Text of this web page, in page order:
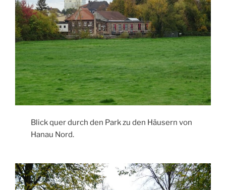
Blick quer durch den Park zu den Häusern von
Hanau Nord.